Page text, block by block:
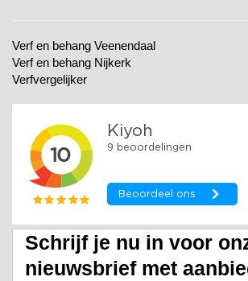
Verf en behang Veenendaal
Verf en behang Nijkerk
Verfvergelijker
Schrijf je nu in voor
nieuwsbrief met